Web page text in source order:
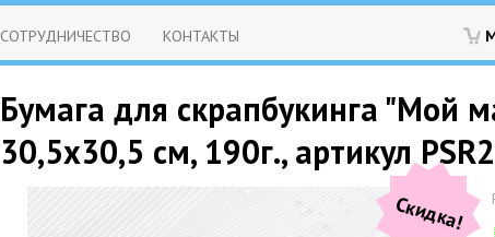
СОТРУДНИЧЕСТВО КОНТАКТЫ
Бумага для скрапбукинга "Мой
30,5х30,5 см, 190г., артикул
Скидка!